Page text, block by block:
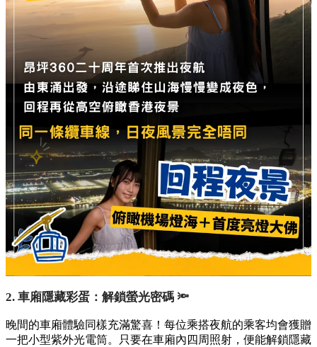
2. 車廂隱藏彩蛋：解鎖螢光密碼 🔦
晚間的車廂體驗同樣充滿驚喜！每位乘搭夜航的乘客均會獲贈
一把小型紫外光電筒。只要在車廂內四周照射，便能解鎖隱藏